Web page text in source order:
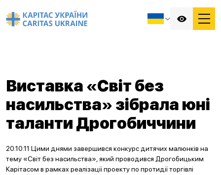
Виставка «Світ без
насильства» зібрала юні
таланти Дрогобиччини
20.10.11 Цими днями завершився конкурс дитячих малюнків на
тему «Світ без насильства», який проводився Дрогобицьким
Карітасом в рамках реалізації проекту по протидії торгівлі